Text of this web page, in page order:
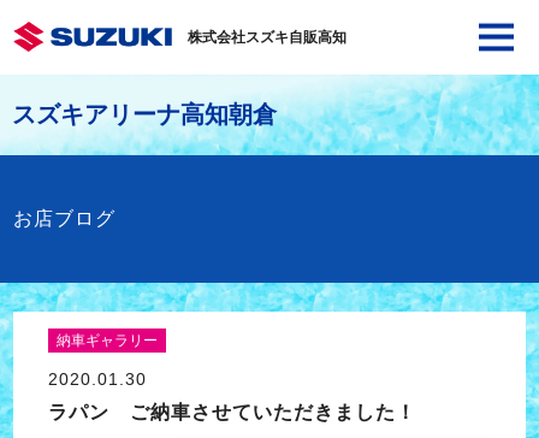
株式会社スズキ自販高知
スズキアリーナ高知朝倉
お店ブログ
納車ギャラリー
2020.01.30
ラパン ご納車させていただきました！